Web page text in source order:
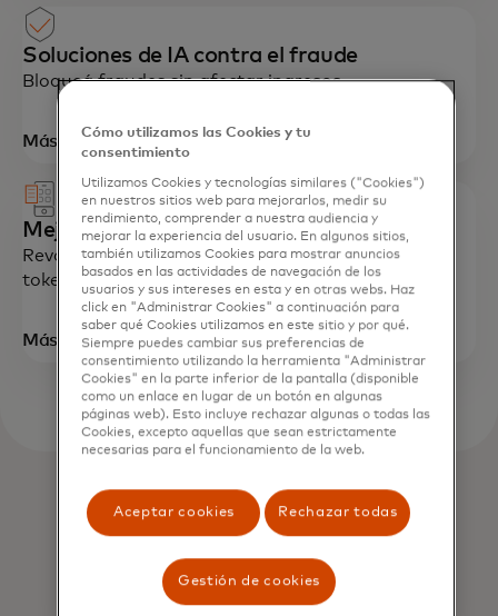
Soluciones de IA contra el fraude
Bloqueá fraudes sin afectar ingresos
Más informaciónse abre en una pestaña nueva
Mejorá tu tarjeta guardada
Revolucioná las transacciones de pagos con la
tokenización de red
Más informaciónse abre en una pestaña nueva
Cómo utilizamos las Cookies y tu
consentimiento
Utilizamos Cookies y tecnologías similares ("Cookies")
en nuestros sitios web para mejorarlos, medir su
rendimiento, comprender a nuestra audiencia y
mejorar la experiencia del usuario. En algunos sitios,
también utilizamos Cookies para mostrar anuncios
basados ​​en las actividades de navegación de los
usuarios y sus intereses en esta y en otras webs. Haz
click en "Administrar Cookies" a continuación para
saber qué Cookies utilizamos en este sitio y por qué.
Siempre puedes cambiar sus preferencias de
consentimiento utilizando la herramienta "Administrar
Cookies" en la parte inferior de la pantalla (disponible
como un enlace en lugar de un botón en algunas
páginas web). Esto incluye rechazar algunas o todas las
Cookies, excepto aquellas que sean estrictamente
necesarias para el funcionamiento de la web.
Aceptar cookies Rechazar todas
Gestión de cookies